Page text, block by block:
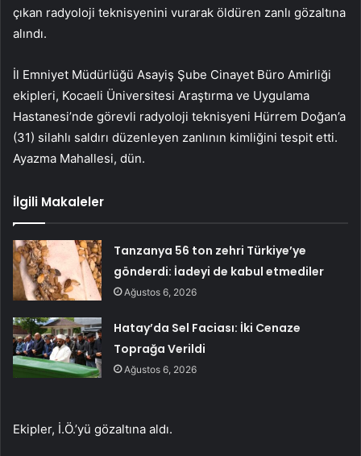
çıkan radyoloji teknisyenini vurarak öldüren zanlı gözaltına
alındı.
İl Emniyet Müdürlüğü Asayiş Şube Cinayet Büro Amirliği
ekipleri, Kocaeli Üniversitesi Araştırma ve Uygulama
Hastanesi’nde görevli radyoloji teknisyeni Hürrem Doğan’a
(31) silahlı saldırı düzenleyen zanlının kimliğini tespit etti.
Ayazma Mahallesi, dün.
İlgili Makaleler
Tanzanya 56 ton zehri Türkiye’ye
gönderdi: İadeyi de kabul etmediler
Ağustos 6, 2026
Hatay’da Sel Faciası: İki Cenaze
Toprağa Verildi
Ağustos 6, 2026
Ekipler, İ.Ö.’yü gözaltına aldı.